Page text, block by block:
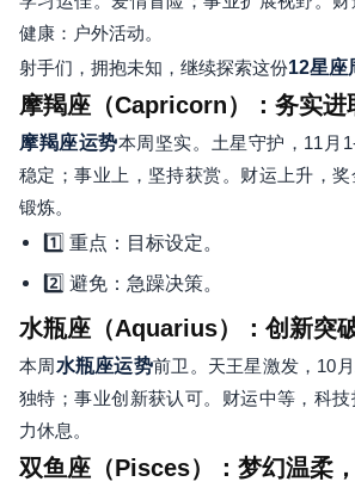
健康：户外活动。
射手们，拥抱未知，继续探索这份12星座
摩羯座（Capricorn）：务实进
摩羯座运势本周坚实。土星守护，11月
稳定；事业上，坚持获赏。财运上升，
锻炼。
1️⃣ 重点：目标设定。
2️⃣ 避免：急躁决策。
水瓶座（Aquarius）：创新突
本周水瓶座运势前卫。天王星激发，10
独特；事业创新获认可。财运中等，科
力休息。
双鱼座（Pisces）：梦幻温柔